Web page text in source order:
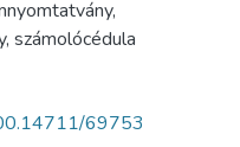
,
, számolócédula
69753